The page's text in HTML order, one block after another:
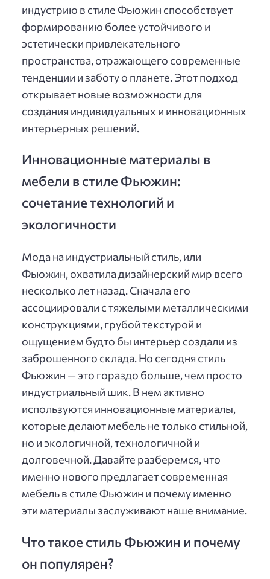
индустрию в стиле Фьюжин способствует
формированию более устойчивого и
эстетически привлекательного
пространства, отражающего современные
тенденции и заботу о планете. Этот подход
открывает новые возможности для
создания индивидуальных и инновационных
интерьерных решений.
Инновационные материалы в
мебели в стиле Фьюжин:
сочетание технологий и
экологичности
Мода на индустриальный стиль, или
Фьюжин, охватила дизайнерский мир всего
несколько лет назад. Сначала его
ассоциировали с тяжелыми металлическими
конструкциями, грубой текстурой и
ощущением будто бы интерьер создали из
заброшенного склада. Но сегодня стиль
Фьюжин — это гораздо больше, чем просто
индустриальный шик. В нем активно
используются инновационные материалы,
которые делают мебель не только стильной,
но и экологичной, технологичной и
долговечной. Давайте разберемся, что
именно нового предлагает современная
мебель в стиле Фьюжин и почему именно
эти материалы заслуживают наше внимание.
Что такое стиль Фьюжин и почему
он популярен?